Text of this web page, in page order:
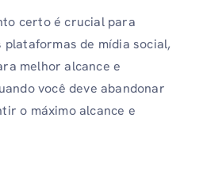
certo é crucial para
de mídia social,
melhor alcance e
você deve abandonar
o máximo alcance e